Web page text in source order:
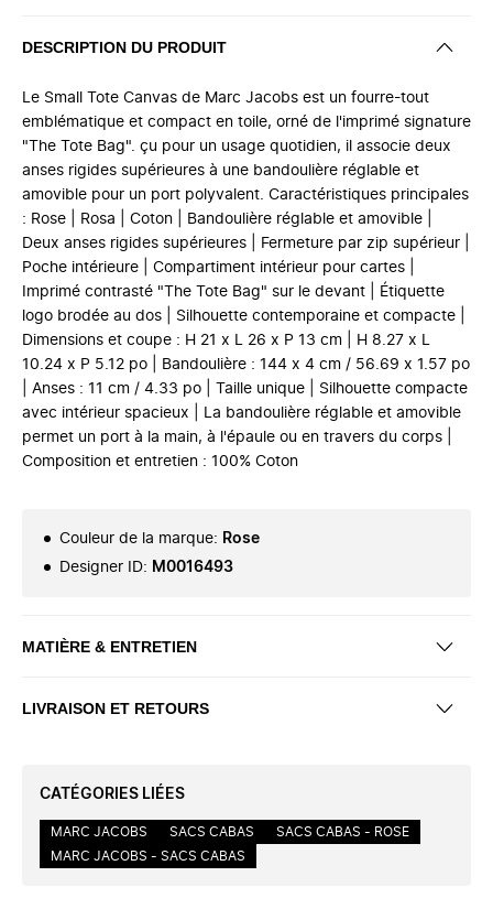
DESCRIPTION DU PRODUIT
Le Small Tote Canvas de Marc Jacobs est un fourre-tout
emblématique et compact en toile, orné de l'imprimé signature
"The Tote Bag". çu pour un usage quotidien, il associe deux
anses rigides supérieures à une bandoulière réglable et
amovible pour un port polyvalent. Caractéristiques principales
: Rose | Rosa | Coton | Bandoulière réglable et amovible |
Deux anses rigides supérieures | Fermeture par zip supérieur |
Poche intérieure | Compartiment intérieur pour cartes |
Imprimé contrasté "The Tote Bag" sur le devant | Étiquette
logo brodée au dos | Silhouette contemporaine et compacte |
Dimensions et coupe : H 21 x L 26 x P 13 cm | H 8.27 x L
10.24 x P 5.12 po | Bandoulière : 144 x 4 cm / 56.69 x 1.57 po
| Anses : 11 cm / 4.33 po | Taille unique | Silhouette compacte
avec intérieur spacieux | La bandoulière réglable et amovible
permet un port à la main, à l'épaule ou en travers du corps |
Composition et entretien : 100% Coton
Couleur de la marque: Rose
Designer ID: M0016493
MATIÈRE & ENTRETIEN
LIVRAISON ET RETOURS
CATÉGORIES LIÉES
MARC JACOBS SACS CABAS
SACS CABAS - ROSE
MARC JACOBS - SACS CABAS